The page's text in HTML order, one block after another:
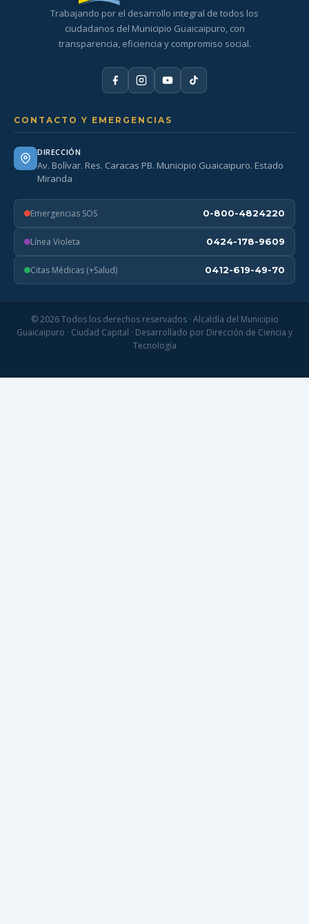
Trabajando por el desarrollo integral de todos los
ciudadanos del Municipio Guaicaipuro, con
transparencia, eficiencia y compromiso social.
CONTACTO Y EMERGENCIAS
DIRECCIÓN
Av. Bolívar. Res. Caracas PB. Municipio Guaicaipuro. Estado
Miranda
Emergencias SOS 0-800-4824220
Línea Violeta 0424-178-9609
Citas Médicas (+Salud) 0412-619-49-70
© 2026 Todos los derechos reservados · Alcaldía del Municipio
Guaicaipuro · Ciudad Capital · Desarrollado por Dirección de Ciencia y
Tecnología